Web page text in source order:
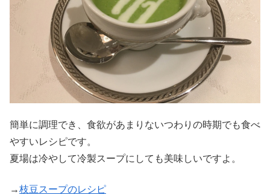
簡単に調理でき、食欲があまりないつわりの時期でも食べ
やすいレシピです。
夏場は冷やして冷製スープにしても美味しいですよ。
→枝豆スープのレシピ